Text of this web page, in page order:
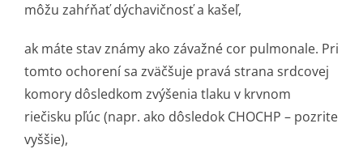
môžu zahŕňať dýchavičnosť a kašeľ,
ak máte stav známy ako závažné cor pulmonale. Pri
tomto ochorení sa zväčšuje pravá strana srdcovej
komory dôsledkom zvýšenia tlaku v krvnom
riečisku pľúc (napr. ako dôsledok CHOCHP – pozrite
vyššie),